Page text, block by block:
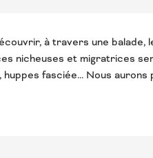
à travers une balade,
nicheuses et migratrices
fasciée... Nous aurons